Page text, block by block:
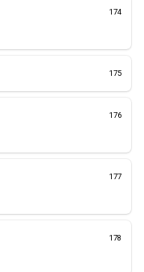
174
175
176
177
178